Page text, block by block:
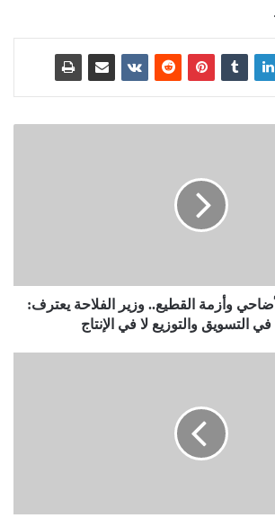
وأزمة القطيع.. وزير الفلاحة يعترف:
التسويق والتوزيع لا في الإنتاج